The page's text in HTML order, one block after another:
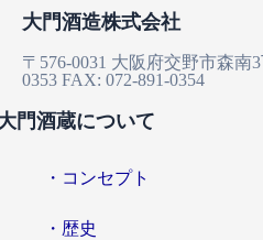
大門酒造株式会社
〒576-0031 大阪府交野市森南
0353 FAX: 072-891-0354
門酒蔵について
・コンセプト
・歴史